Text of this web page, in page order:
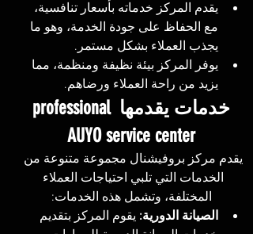
يقدم المركز خدماته بأسعار تنافسية،
مع الحفاظ على جودة الخدمة، وهو ما
يجذب العملاء بشكل مستمر.
يوفر المركز بيئة نظيفة ومنظمة، مما
يزيد من راحة العملاء ورضاهم.
خدمات يقدمها professional
AUYO service center
يقدم مركز بروفيشنال مجموعة متنوعة من
الخدمات التي تلبي احتياجات العملاء
المختلفة، وتشمل هذه الخدمات:
الصيانة الدورية: يقوم المركز بتقديم